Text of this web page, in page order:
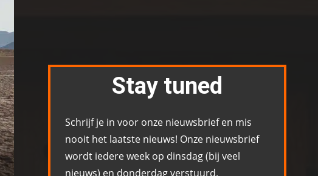
Stay tuned
Schrijf je in voor onze nieuwsbrief en mis
nooit het laatste nieuws! Onze nieuwsbrief
wordt iedere week op dinsdag (bij veel
nieuws) en donderdag verstuurd.